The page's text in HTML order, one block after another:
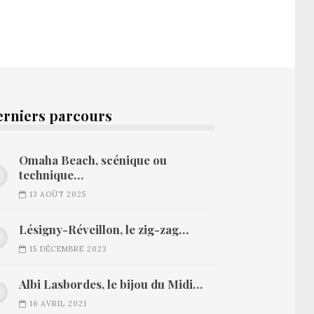
parcours
Omaha Beach, scénique ou
technique…
13 AOÛT 2025
Lésigny-Réveillon, le zig-zag…
15 DÉCEMBRE 2023
Albi Lasbordes, le bijou du Midi…
16 AVRIL 2021